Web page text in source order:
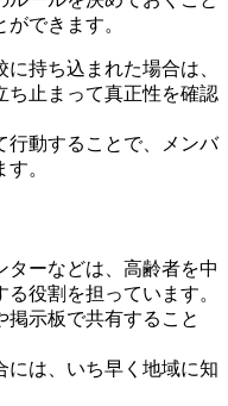
できます。
持ち込まれた場合は、
ち止まって真正性を確認
行動することで、メンバ
。
ターなどは、高齢者を中
役割を担っています。
示板で共有すること
には、いち早く地域に知